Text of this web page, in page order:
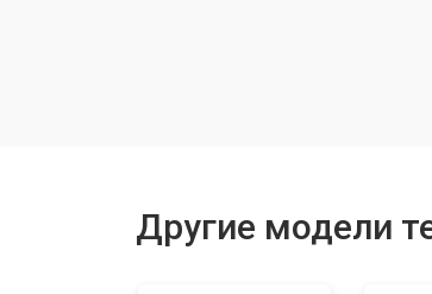
Другие модели